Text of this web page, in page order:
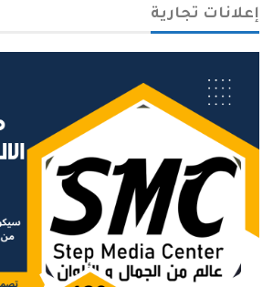
إعلانات تجارية